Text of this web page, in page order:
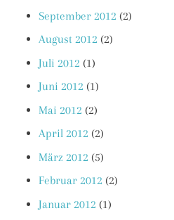
September 2012 (2)
August 2012 (2)
Juli 2012 (1)
Juni 2012 (1)
Mai 2012 (2)
April 2012 (2)
März 2012 (5)
Februar 2012 (2)
Januar 2012 (1)